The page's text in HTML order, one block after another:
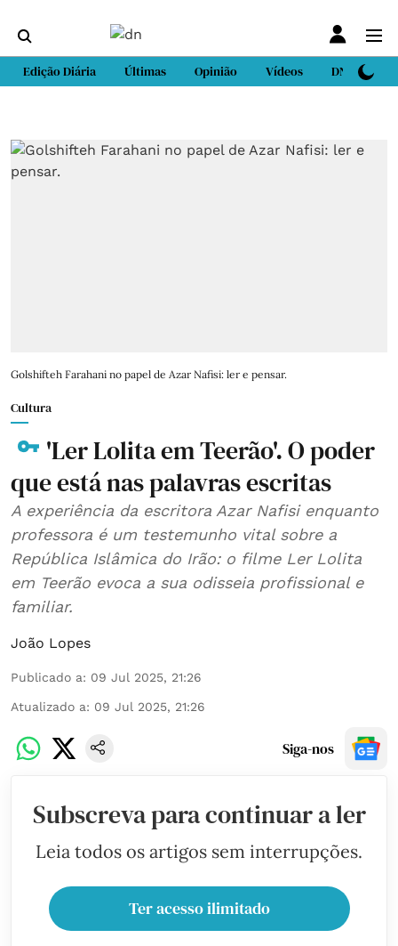
Edição Diária Últimas Opinião Vídeos DN Sport
Golshifteh Farahani no papel de Azar Nafisi: ler e pensar.
Cultura
'Ler Lolita em Teerão'. O poder
que está nas palavras escritas
A experiência da escritora Azar Nafisi enquanto
professora é um testemunho vital sobre a
República Islâmica do Irão: o filme Ler Lolita
em Teerão evoca a sua odisseia profissional e
familiar.
João Lopes
Publicado a: 09 Jul 2025, 21:26
Atualizado a: 09 Jul 2025, 21:26
Siga-nos
Subscreva para continuar a ler
Leia todos os artigos sem interrupções.
Ter acesso ilimitado